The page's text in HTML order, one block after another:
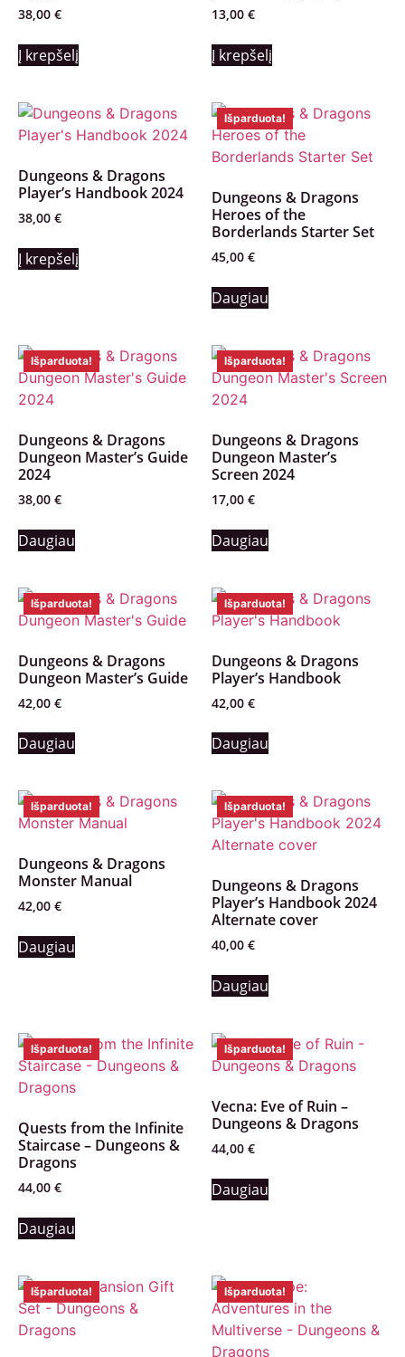
38,00 €
Į krepšelį
13,00 €
Į krepšelį
Dungeons & Dragons
Player’s Handbook 2024
38,00 €
Į krepšelį
Išparduota!
Dungeons & Dragons
Heroes of the
Borderlands Starter Set
45,00 €
Daugiau
Išparduota!
Dungeons & Dragons
Dungeon Master’s Guide
2024
38,00 €
Daugiau
Išparduota!
Dungeons & Dragons
Dungeon Master’s
Screen 2024
17,00 €
Daugiau
Išparduota!
Dungeons & Dragons
Dungeon Master’s Guide
42,00 €
Daugiau
Išparduota!
Dungeons & Dragons
Player’s Handbook
42,00 €
Daugiau
Išparduota!
Dungeons & Dragons
Monster Manual
42,00 €
Daugiau
Išparduota!
Dungeons & Dragons
Player’s Handbook 2024
Alternate cover
40,00 €
Daugiau
Išparduota!
Quests from the Infinite
Staircase – Dungeons &
Dragons
44,00 €
Daugiau
Išparduota!
Vecna: Eve of Ruin –
Dungeons & Dragons
44,00 €
Daugiau
Išparduota! Išparduota!